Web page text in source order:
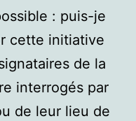
: puis-je
cette initiative
de la
interrogés par
de leur lieu de